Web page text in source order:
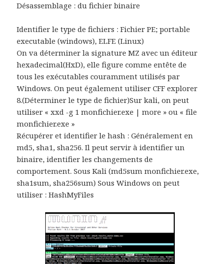
Désassemblage : du fichier binaire
Identifier le type de fichiers : Fichier PE; portable
executable (windows), ELFE (Linux)
On va déterminer la signature MZ avec un éditeur
hexadecimal(HxD), elle figure comme entête de
tous les exécutables couramment utilisés par
Windows. On peut également utiliser CFF explorer
8.(Déterminer le type de fichier)Sur kali, on peut
utiliser « xxd -g 1 monfichier.exe | more » ou « file
monfichier.exe »
Récupérer et identifier le hash : Généralement en
md5, sha1, sha256. Il peut servir à identifier un
binaire, identifier les changements de
comportement. Sous Kali (md5sum monfichier.exe,
sha1sum, sha256sum) Sous Windows on peut
utiliser : HashMyFiles